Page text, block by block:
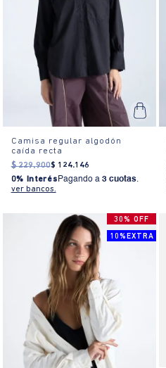
Camisa regular algodón
caída recta
$ 229.900$ 124.146
0% Interés Pagando a 3 cuotas.
ver bancos.
30% OFF
10%EXTRA